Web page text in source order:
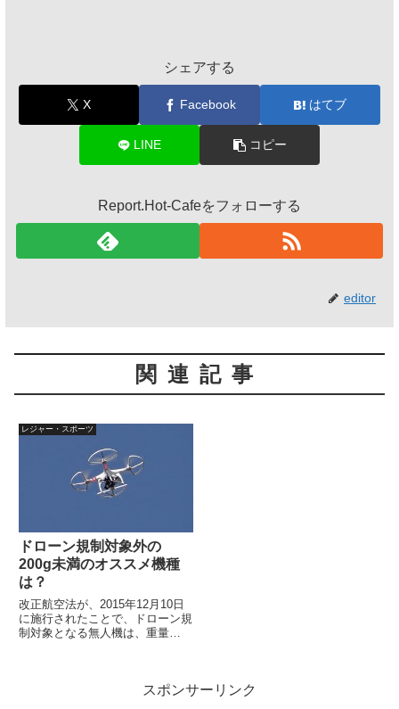
シェアする
X Facebook はてブ
LINE コピー
Report.Hot-Cafeをフォローする
editor
関連記事
レジャー・スポーツ
ドローン規制対象外の
200g未満のオススメ機種
は？
改正航空法が、2015年12月10日
に施行されたことで、ドローン規
制対象となる無人機は、重量
うことになります。ただし、常識スポンサーリンク